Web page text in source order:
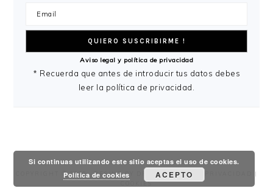
Aviso legal y política de privacidad
* Recuerda que antes de introducir tus datos debes
leer la política de privacidad.
COPYRIGHT © 2026 ·DESINGBY DRESSING FOOD
|
COOKIES
Si continuas utilizando este sitio aceptas el uso de cookies.
Política de cookies
ACEPTO